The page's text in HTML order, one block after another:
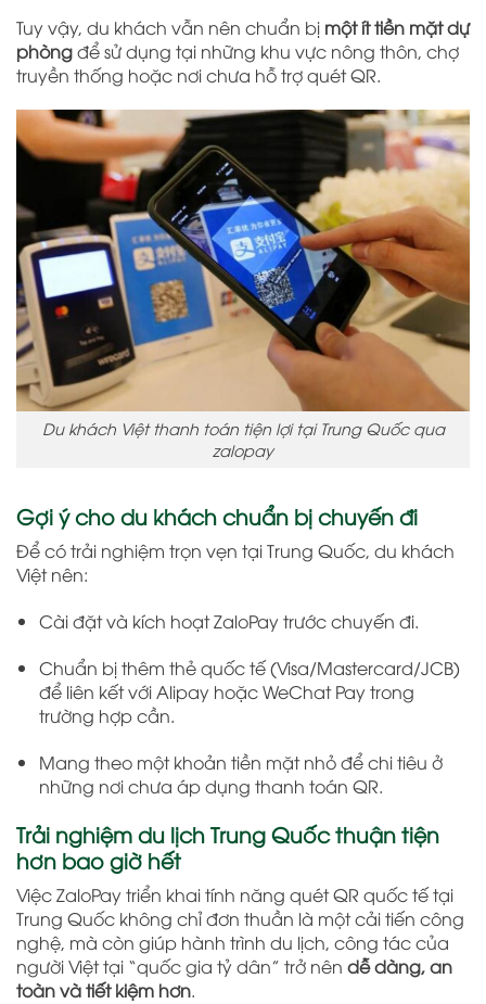
Tuy vậy, du khách vẫn nên chuẩn bị một ít tiền mặt dự
phòngđể sử dụng tại những khu vực nông thôn, chợ
truyền thống hoặc nơi chưa hỗ trợ quét QR.
Du khách Việt thanh toán tiện lợi tại Trung Quốc qua
zalopay
Gợi ý cho du khách chuẩn bị chuyến đi
Để có trải nghiệm trọn vẹn tại Trung Quốc, du khách
Việt nên:
Cài đặt và kích hoạt ZaloPay trước chuyến đi.
Chuẩn bị thêm thẻ quốc tế (Visa/Mastercard/JCB)
để liên kết với Alipay hoặc WeChat Pay trong
trường hợp cần.
Mang theo một khoản tiền mặt nhỏ để chi tiêu ở
những nơi chưa áp dụng thanh toán QR.
Trải nghiệm du lịch Trung Quốc thuận tiện
hơn bao giờ hết
Việc ZaloPay triển khai tính năng quét QR quốc tế tại
Trung Quốc không chỉ đơn thuần là một cải tiến công
nghệ, mà còn giúp hành trình du lịch, công tác của
người Việt tại “quốc gia tỷ dân” trở nên dễ dàng, an
toàn và tiết kiệm hơn.